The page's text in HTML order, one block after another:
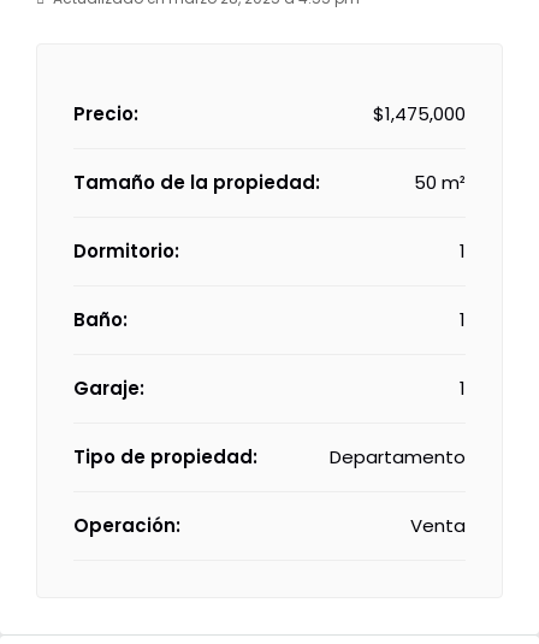
Precio: $1,475,000
Tamaño de la propiedad: 50 m²
Dormitorio: 1
Baño: 1
Garaje: 1
Tipo de propiedad: Departamento
Operación: Venta